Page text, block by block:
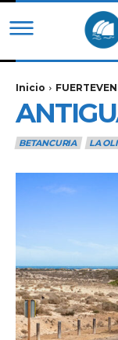
Inicio
BETANCURIA LA